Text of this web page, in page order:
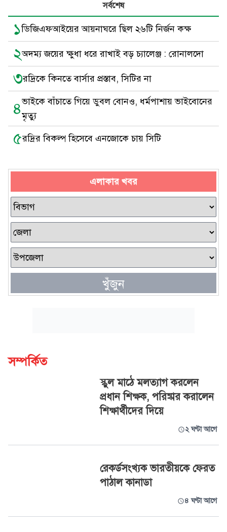
সর্বশেষ
১ডিজিএফআইয়ের আয়নাঘরে ছিল ২৬টি নির্জন কক্ষ
২অদম্য জয়ের ক্ষুধা ধরে রাখাই বড় চ্যালেঞ্জ : রোনালদো
৩রদ্রিকে কিনতে বার্সার প্রস্তাব, সিটির না
৪ভাইকে বাঁচাতে গিয়ে ডুবল বোনও, ধর্মপাশায় ভাইবোনের
মৃত্যু
৫রদ্রির বিকল্প হিসেবে এনজোকে চায় সিটি
এলাকার খবর
খুঁজুন
সম্পর্কিত
স্কুল মাঠে মলত্যাগ করলেন
প্রধান শিক্ষক, পরিষ্কার করালেন
শিক্ষার্থীদের দিয়ে
২ ঘণ্টা আগে
রেকর্ডসংখ্যক ভারতীয়কে ফেরত
পাঠাল কানাডা
৪ ঘণ্টা আগে